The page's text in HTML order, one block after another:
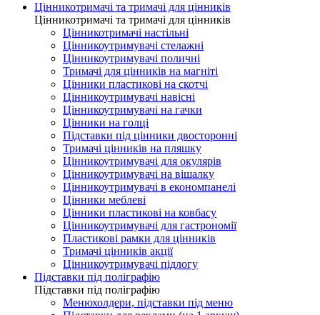
Цінникотримачі та тримачі для цінників
Цінникотримачі та тримачі для цінників
Цінникотримачі настільні
Цінникоутримувачі стелажні
Цінникоутримувачі поличні
Тримачі для цінників на магніті
Цінники пластикові на скотчі
Цінникоутримувачі навісні
Цінникоутримувачі на гачки
Цінники на голці
Підставки під цінники двосторонні
Тримачі цінників на пляшку
Цінникоутримувачі для окулярів
Цінникоутримувачі на вішалку
Цінникоутримувачі в економпанелі
Цінники меблеві
Цінники пластикові на ковбасу
Цінникоутримувачі для гастрономії
Пластикові рамки для цінників
Тримачі цінників акції
Цінникоутримувачі підлогу
Підставки під поліграфію
Підставки під поліграфію
Менюхолдери, підставки під меню